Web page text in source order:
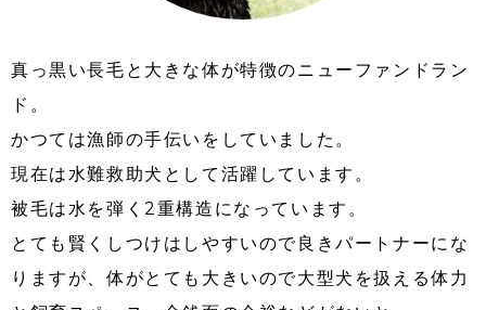
真っ黒い長毛と大きな体が特徴のニューファンドラン
ド。
かつては漁師の手伝いをしていました。
現在は水難救助犬として活躍しています。
被毛は水を弾く2重構造になっています。
とても賢くしつけはしやすいので良きパートナーにな
りますが、体がとても大きいので大型犬を扱える体力